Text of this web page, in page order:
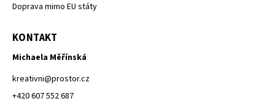
Doprava mimo EU státy
KONTAKT
Michaela Měřínská
kreativni@prostor.cz
+420 607 552 687